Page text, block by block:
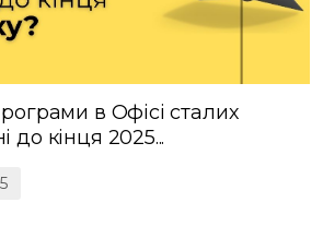
в Офісі сталих
до кінця 2025...